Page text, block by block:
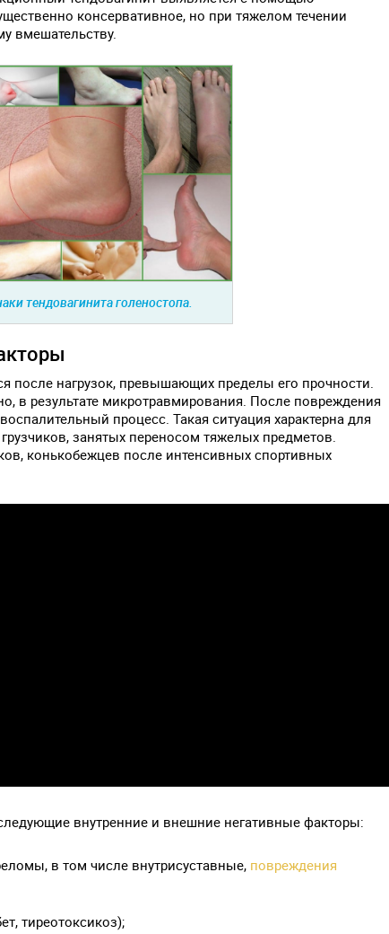
консервативное, но при тяжелом течении
вмешательству.
тендовагинита голеностопа.
после нагрузок, превышающих пределы его прочности.
в результате микротравмирования. После повреждения
процесс. Такая ситуация характерна для
занятых переносом тяжелых предметов.
конькобежцев после интенсивных спортивных
внутренние и внешние негативные факторы:
в том числе внутрисуставные, повреждения
тиреотоксикоз);